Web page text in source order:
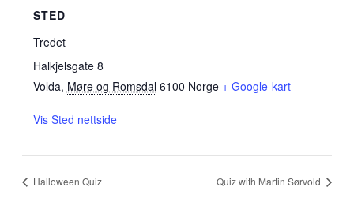
STED
Tredet
Halkjelsgate 8
Volda, Møre og Romsdal 6100 Norge + Google-kart
Vis Sted nettside
Halloween Quiz Quiz with Martin Sørvold